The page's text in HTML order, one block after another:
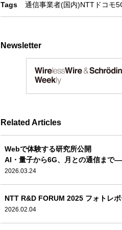
Tags 通信事業者(国内)NTTドコモ
Newsletter
Related Articles
Webで体験する研究所公開
AI・量子から6G、月との通信まで
2026.03.24
NTT R&D FORUM 2025 フォトレ
2026.02.04